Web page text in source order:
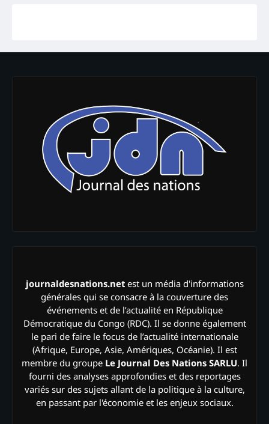
journaldesnations.netest un média d'informations
générales qui se consacre à la couverture des
événements et de l’actualité en République
Démocratique du Congo (RDC). Il se donne également
le pari de faire le focus de l’actualité internationale
(Afrique, Europe, Asie, Amériques, Océanie). Il est
membre du groupe Le Journal Des Nations SARLU. Il
fourni des analyses approfondies et des reportages
variés sur des sujets allant de la politique à la culture,
en passant par l'économie et les enjeux sociaux.